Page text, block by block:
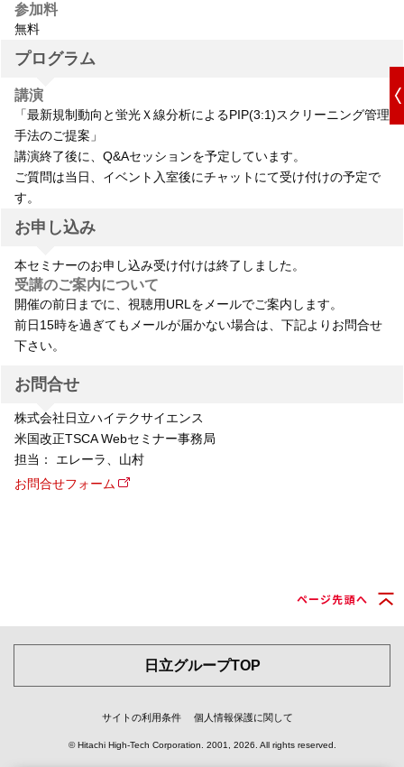
参加料
無料
プログラム
講演
「最新規制動向と蛍光Ｘ線分析によるPIP(3:1)スクリーニング管理
手法のご提案」
講演終了後に、Q&Aセッションを予定しています。
ご質問は当日、イベント入室後にチャットにて受け付けの予定で
す。
お申し込み
本セミナーのお申し込み受け付けは終了しました。
受講のご案内について
開催の前日までに、視聴用URLをメールでご案内します。
前日15時を過ぎてもメールが届かない場合は、下記よりお問合せ
下さい。
お問合せ
株式会社日立ハイテクサイエンス
米国改正TSCA Webセミナー事務局
担当： エレーラ、山村
お問合せフォーム
ページ先頭へ
日立グループTOP
サイトの利用条件 個人情報保護に関して
© Hitachi High-Tech Corporation. 2001, 2026 . All rights reserved.